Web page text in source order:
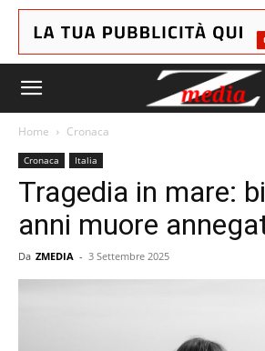
Home Cronaca
Cronaca Italia
Tragedia in mare:
anni muore
Da ZMEDIA - 3 Settembre 2025